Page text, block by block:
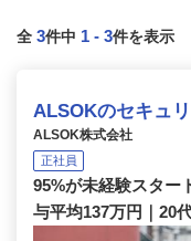
全 3件中 1 - 3件を表示
ALSOKのセキュ
ALSOK株式会社
正社員
95%が未経験スター
与平均137万円｜20